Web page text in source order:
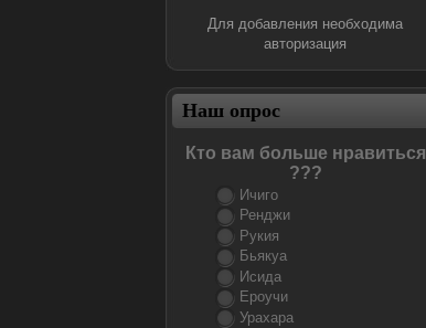
Для добавления необходима
авторизация
Наш опрос
Кто вам больше нравиться
???
Ичиго
Ренджи
Рукия
Бьякуа
Исида
Ероучи
Урахара